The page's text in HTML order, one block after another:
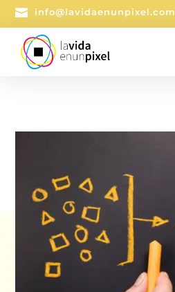
 info@lavidaenunpixel.com